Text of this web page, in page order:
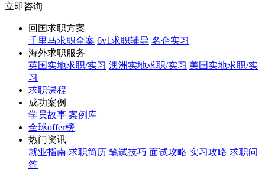
立即咨询
回国求职方案
千里马求职全案 6v1求职辅导 名企实习
海外求职服务
英国实地求职/实习 澳洲实地求职/实习 美国实地求职/实
习
求职课程
成功案例
学员故事 案例库
全球offer榜
热门资讯
就业指南 求职简历 笔试技巧 面试攻略 实习攻略 求职问
答